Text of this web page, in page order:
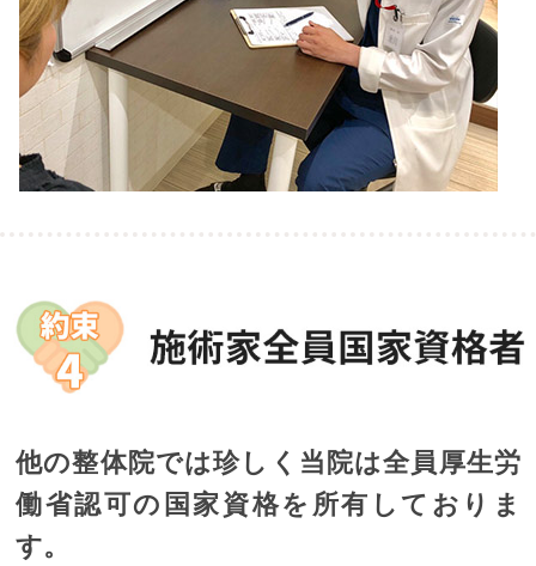
他の整体院では珍しく当院は全員厚生労
働省認可の国家資格を所有しておりま
す。